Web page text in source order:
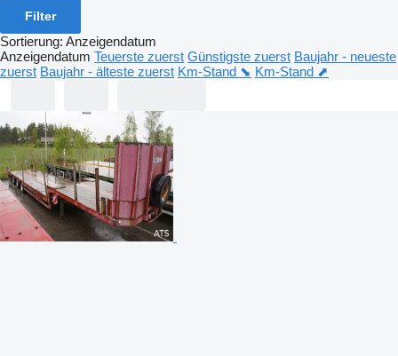
Filter
Sortierung: Anzeigendatum
Anzeigendatum Teuerste zuerst Günstigste zuerst Baujahr - neueste
zuerst Baujahr - älteste zuerst Km-Stand ⬊ Km-Stand ⬈